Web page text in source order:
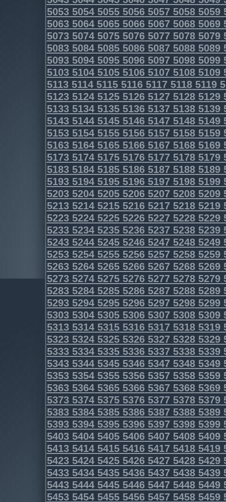
5053505450555056505750585059
5063506450655066506750685069
5073507450755076507750785079
5083508450855086508750885089
5093509450955096509750985099
5103510451055106510751085109
5113511451155116511751185119
5123512451255126512751285129
5133513451355136513751385139
5143514451455146514751485149
5153515451555156515751585159
5163516451655166516751685169
5173517451755176517751785179
5183518451855186518751885189
5193519451955196519751985199
5203520452055206520752085209
5213521452155216521752185219
5223522452255226522752285229
5233523452355236523752385239
5243524452455246524752485249
5253525452555256525752585259
5263526452655266526752685269
5273527452755276527752785279
5283528452855286528752885289
5293529452955296529752985299
5303530453055306530753085309
5313531453155316531753185319
5323532453255326532753285329
5333533453355336533753385339
5343534453455346534753485349
5353535453555356535753585359
5363536453655366536753685369
5373537453755376537753785379
5383538453855386538753885389
5393539453955396539753985399
5403540454055406540754085409
5413541454155416541754185419
5423542454255426542754285429
5433543454355436543754385439
5443544454455446544754485449
5453545454555456545754585459